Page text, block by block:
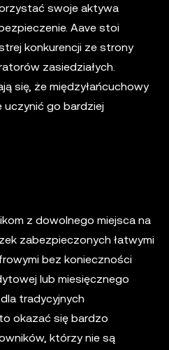
swoje aktywa
Aave stoi
konkurencji ze strony
zasiedziałych.
się, że międzyłańcuchowy
uczynić go bardziej
z dowolnego miejsca na
zabezpieczonych łatwymi
bez konieczności
lub miesięcznego
tradycyjnych
okazać się bardzo
którzy nie są